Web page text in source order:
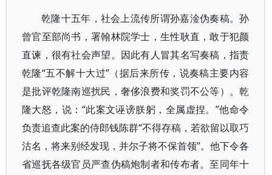
乾隆十五年，社会上流传所谓孙嘉淦伪奏稿。孙
曾官至部尚书，署翰林院学士，生性耿直，敢于犯颜
直谏，很有社会声望。因此有人冒其名写奏稿，指责
乾隆“五不解十大过”（据后来所传，说奏稿主要内容
是批评乾隆南巡扰民，奢侈浪费和奖罚不公等）。乾
隆大怒，说：“此案文诬谤朕躬，全属虚捏。”他命令
负责追查此案的侍郎钱陈群“不得存稿，若欲留以取巧
沽名，将来别经发现，并尔子将不保首领”。他下令各
省巡抚各级官员严查伪稿炮制者和传布者。至同年十